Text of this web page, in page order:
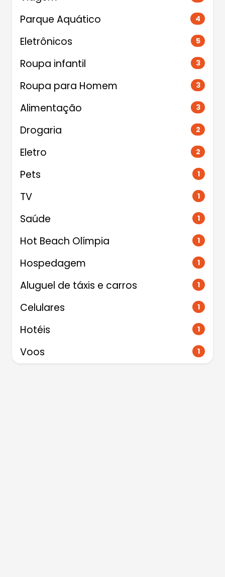
Parque Aquático 4
Eletrônicos 5
Roupa infantil 3
Roupa para Homem 3
Alimentação 3
Drogaria 2
Eletro 2
Pets 1
TV 1
Saúde 1
Hot Beach Olímpia 1
Hospedagem 1
Aluguel de táxis e carros 1
Celulares 1
Hotéis 1
Voos 1